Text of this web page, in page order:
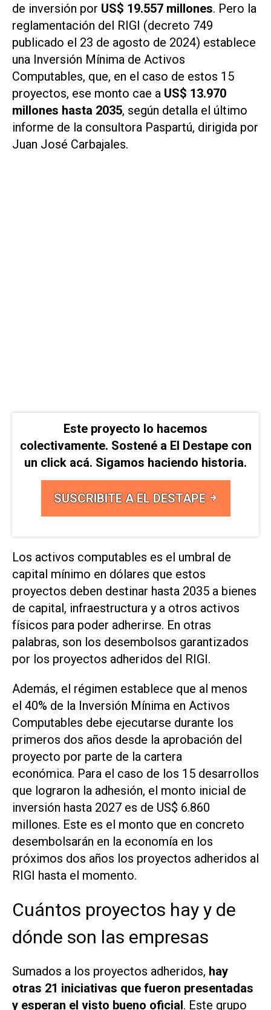
de inversión por US$ 19.557 millones. Pero la
reglamentación del RIGI (decreto 749
publicado el 23 de agosto de 2024) establece
una Inversión Mínima de Activos
Computables, que, en el caso de estos 15
proyectos, ese monto cae a US$ 13.970
millones hasta 2035, según detalla el último
informe de la consultora Paspartú, dirigida por
Juan José Carbajales.
Este proyecto lo hacemos
colectivamente. Sostené a El Destape con
un click acá. Sigamos haciendo historia.
SUSCRIBITE A EL DESTAPE
Los activos computables es el umbral de
capital mínimo en dólares que estos
proyectos deben destinar hasta 2035 a bienes
de capital, infraestructura y a otros activos
físicos para poder adherirse. En otras
palabras, son los desembolsos garantizados
por los proyectos adheridos del RIGI.
Además, el régimen establece que al menos
el 40% de la Inversión Mínima en Activos
Computables debe ejecutarse durante los
primeros dos años desde la aprobación del
proyecto por parte de la cartera
económica. Para el caso de los 15 desarrollos
que lograron la adhesión, el monto inicial de
inversión hasta 2027 es de US$ 6.860
millones. Este es el monto que en concreto
desembolsarán en la economía en los
próximos dos años los proyectos adheridos al
RIGI hasta el momento.
Cuántos proyectos hay y de
dónde son las empresas
Sumados a los proyectos adheridos, hay
otras 21 iniciativas que fueron presentadas
y esperan el visto bueno oficial . Este grupo